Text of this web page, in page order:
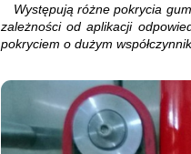
Występują różne pokrycia
zależności od aplikacji
pokryciem o dużym